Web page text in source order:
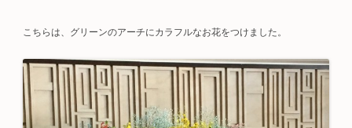
こちらは、グリーンのアーチにカラフルなお花をつけました。